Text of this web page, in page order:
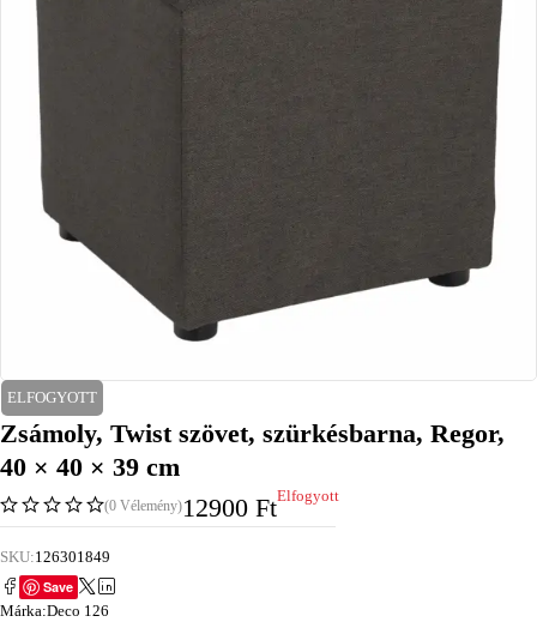
ELFOGYOTT
Zsámoly, Twist szövet, szürkésbarna, Regor,
40 × 40 × 39 cm
(0 Vélemény)12900 FtElfogyott
SKU:126301849
Save
Márka:Deco 126